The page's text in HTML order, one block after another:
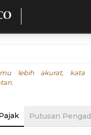
lebih akurat, kata
Putusan